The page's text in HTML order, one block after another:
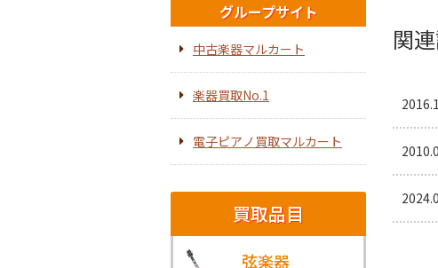
関
グループサイト
中古楽器マルカート
楽器買取No.1
電子ピアノ買取マルカート
買取品目
弦楽器